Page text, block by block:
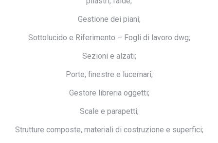
Gestione dei piani;
Sottolucido e Riferimento – Fogli di lavoro dwg;
Sezioni e alzati;
Porte, finestre e lucernari;
Gestore libreria oggetti;
Scale e parapetti;
Strutture composte, materiali di costruzione e superfici;